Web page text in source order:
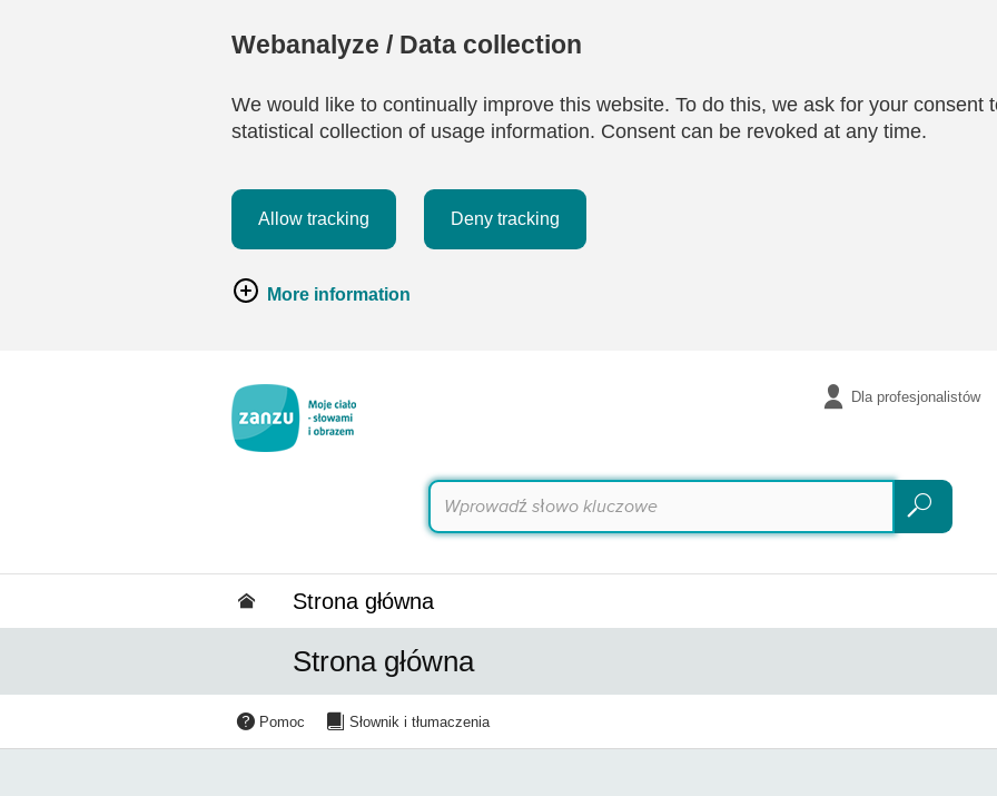
Webanalyze / Data collection
We would like to continually improve this website. To do this, we ask for your consent
statistical collection of usage information. Consent can be revoked at any time.
Allow tracking Deny tracking
More information
Dla profesjonalistów
Szukaj
Szukaj
Strona główna
Strona główna
Pomoc Słownik i tłumaczenia